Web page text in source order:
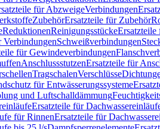
für AbzweigeVerbindungen
ZubehörErsatzteile für Zubehör
ReduktionenReinigungsstückeErsatzteile
VerbindungenSchweißverbindungen
für Gewindeverbindungen
AnschlussstutzenErsatzteile für
TragschalenVerschlüsse
für Entwässerungssysteme
und Luftschalldämmung
Ersatzteile für
für RinnenErsatzteile für